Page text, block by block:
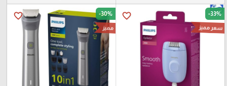
favorite_border -33%
سعر مميز
favorite_border -30%
مميز